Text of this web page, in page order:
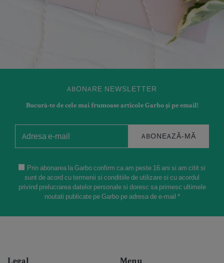
ABONARE NEWSLETTER
Bucură-te de cele mai frumoase articole Garbo și pe email!
ABONEAZĂ-MĂ
Prin abonarea la Garbo confirm ca am peste 16 ani si am citit si
sunt de acord cu termenii si conditiile de utilizare si cu acordul
privind prelucrarea datelor personale si doresc sa primesc ultimele
noutati publicate pe Garbo pe adresa de e-mail *